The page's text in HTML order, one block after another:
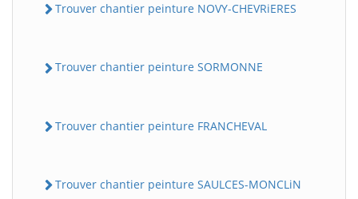
Trouver chantier peinture NOVY-CHEVRiERES
Trouver chantier peinture SORMONNE
Trouver chantier peinture FRANCHEVAL
Trouver chantier peinture SAULCES-MONCLiN